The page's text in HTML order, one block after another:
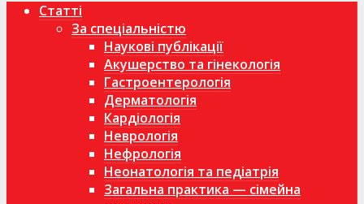
Статті
За спеціальністю
Наукові публікації
Акушерство та гінекологія
Гастроентерологія
Дерматологія
Кардіологія
Неврологія
Нефрологія
Неонатологія та педіатрія
Загальна практика — сімейна